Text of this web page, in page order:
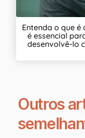
Entenda o que
é essencial
desenvolvê-lo
Outros